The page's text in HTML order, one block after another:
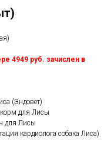
4949 руб. зачислен в
(Эндовет)
корм для Лисы
для Лисы
кардиолога собака Лиса)